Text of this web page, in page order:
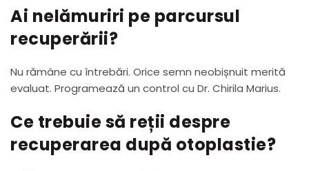
Ai nelămuriri pe parcursul
recuperării?
Nu rămâne cu întrebări. Orice semn neobișnuit merită
evaluat. Programează un control cu Dr. Chirila Marius.
Ce trebuie să reții despre
recuperarea după otoplastie?